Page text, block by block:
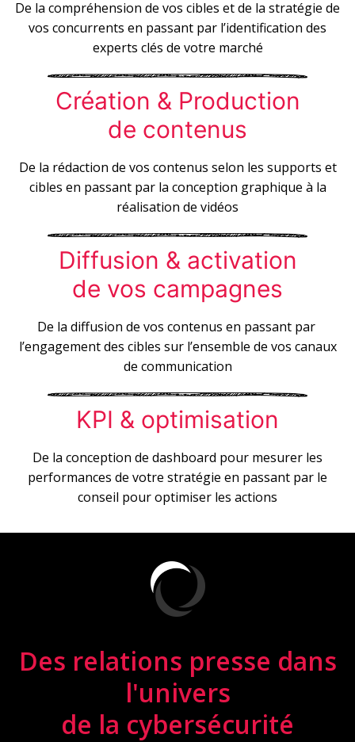
De la compréhension de vos cibles et de la stratégie de
vos concurrents en passant par l’identification des
experts clés de votre marché
Création & Production
de contenus
De la rédaction de vos contenus selon les supports et
cibles en passant par la conception graphique à la
réalisation de vidéos
Diffusion & activation
de vos campagnes
De la diffusion de vos contenus en passant par
l’engagement des cibles sur l’ensemble de vos canaux
de communication
KPI & optimisation
De la conception de dashboard pour mesurer les
performances de votre stratégie en passant par le
conseil pour optimiser les actions
Des relations presse dans
l'univers
de la cybersécurité